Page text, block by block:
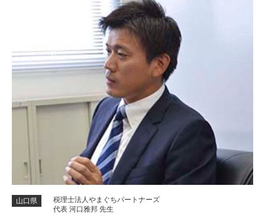
山口県
税理士法人やまぐちパートナーズ
代表 河口雅邦 先生